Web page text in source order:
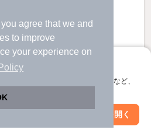
agree that we and
to improve
your experience on
サクサクお部屋探し
る。マップ検索やお気に入り保存など、
アプリを開く
バス
絞り込み条件を変更